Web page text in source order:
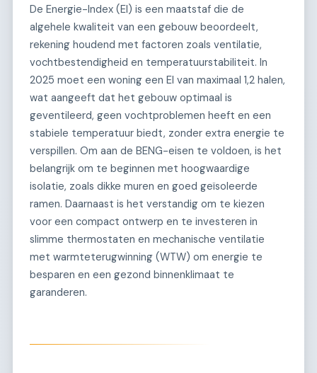
De Energie-Index (EI) is een maatstaf die de
algehele kwaliteit van een gebouw beoordeelt,
rekening houdend met factoren zoals ventilatie,
vochtbestendigheid en temperatuurstabiliteit. In
2025 moet een woning een EI van maximaal 1,2 halen,
wat aangeeft dat het gebouw optimaal is
geventileerd, geen vochtproblemen heeft en een
stabiele temperatuur biedt, zonder extra energie te
verspillen. Om aan de BENG-eisen te voldoen, is het
belangrijk om te beginnen met hoogwaardige
isolatie, zoals dikke muren en goed geïsoleerde
ramen. Daarnaast is het verstandig om te kiezen
voor een compact ontwerp en te investeren in
slimme thermostaten en mechanische ventilatie
met warmteterugwinning (WTW) om energie te
besparen en een gezond binnenklimaat te
garanderen.